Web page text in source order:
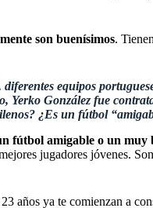
son buenísimos.
equipos
González fue
¿Es un fútbol
fútbol amigable o un
jugadores jóvenes.
años ya te comienzan a